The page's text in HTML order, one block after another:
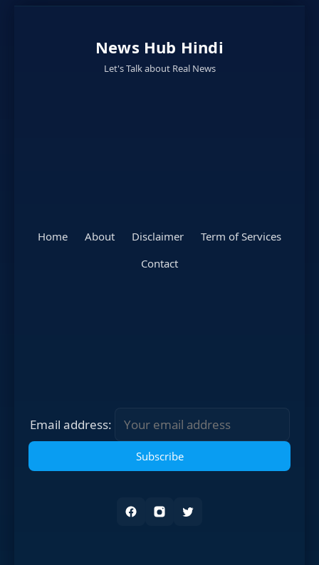
News Hub Hindi
Let's Talk about Real News
Home About Disclaimer
Term of Services
Contact
Email address: